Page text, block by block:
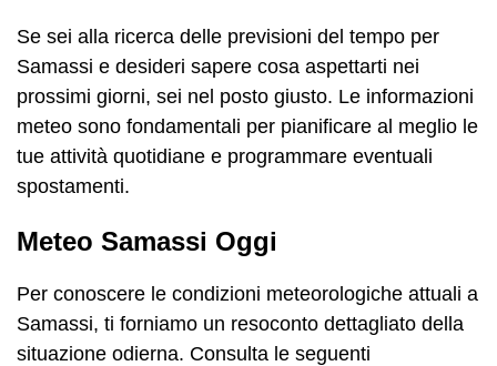
Se sei alla ricerca delle previsioni del tempo per
Samassi e desideri sapere cosa aspettarti nei
prossimi giorni, sei nel posto giusto. Le informazioni
meteo sono fondamentali per pianificare al meglio le
tue attività quotidiane e programmare eventuali
spostamenti.
Meteo Samassi Oggi
Per conoscere le condizioni meteorologiche attuali a
Samassi, ti forniamo un resoconto dettagliato della
situazione odierna. Consulta le seguenti